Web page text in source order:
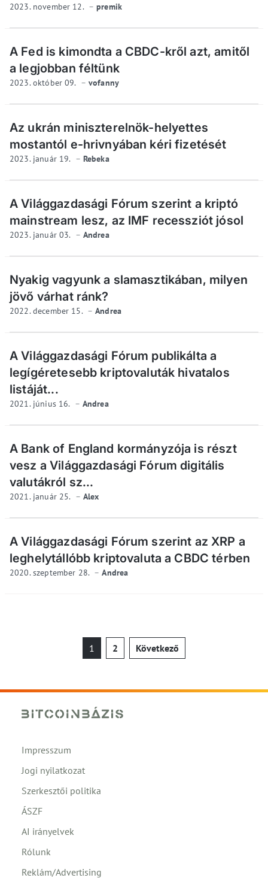
2023. november 12. premik
A Fed is kimondta a CBDC-kről azt, amitől
a legjobban féltünk
2023. október 09. vofanny
Az ukrán miniszterelnök-helyettes
mostantól e-hrivnyában kéri fizetését
2023. január 19. Rebeka
A Világgazdasági Fórum szerint a kriptó
mainstream lesz, az IMF recessziót jósol
2023. január 03. Andrea
Nyakig vagyunk a slamasztikában, milyen
jövő várhat ránk?
2022. december 15. Andrea
A Világgazdasági Fórum publikálta a
legígéretesebb kriptovaluták hivatalos
listáját...
2021. június 16. Andrea
A Bank of England kormányzója is részt
vesz a Világgazdasági Fórum digitális
valutákról sz...
2021. január 25. Alex
A Világgazdasági Fórum szerint az XRP a
leghelytállóbb kriptovaluta a CBDC térben
2020. szeptember 28. Andrea
Bejegyzések
lapozása
1 2 Következő
Impresszum
Jogi nyilatkozat
Szerkesztői politika
ÁSZF
AI irányelvek
Rólunk
Reklám/Advertising